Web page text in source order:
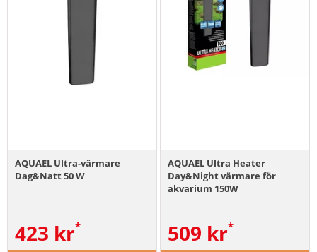
AQUAEL Ultra-värmare
Dag&Natt 50 W
423 kr
AQUAEL Ultra Heater
Day&Night värmare för
akvarium 150W
509 kr